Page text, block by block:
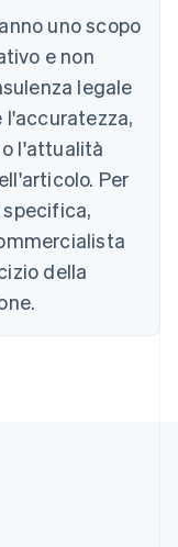
uno scopo
e non
legale
l'accuratezza,
l'attualità
Per
della